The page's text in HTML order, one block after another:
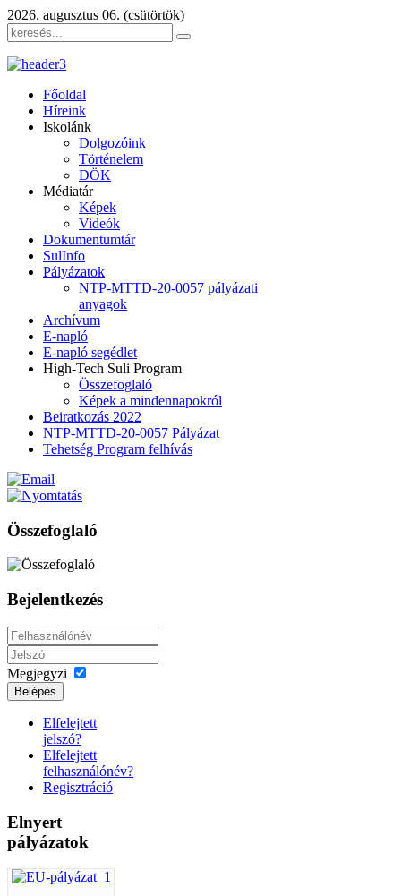
2026. augusztus 06. (csütörtök)
Főoldal
Híreink
Iskolánk
Dolgozóink
Történelem
DÖK
Médiatár
Képek
Videók
Dokumentumtár
SulInfo
Pályázatok
NTP-MTTD-20-0057 pályázati
anyagok
Archívum
E-napló
E-napló segédlet
High-Tech Suli Program
Összefoglaló
Képek a mindennapokról
Beiratkozás 2022
NTP-MTTD-20-0057 Pályázat
Tehetség Program felhívás
Összefoglaló
Bejelentkezés
Megjegyzi
Belépés
Elfelejtett
jelszó?
Elfelejtett
felhasználónév?
Regisztráció
Elnyert
pályázatok